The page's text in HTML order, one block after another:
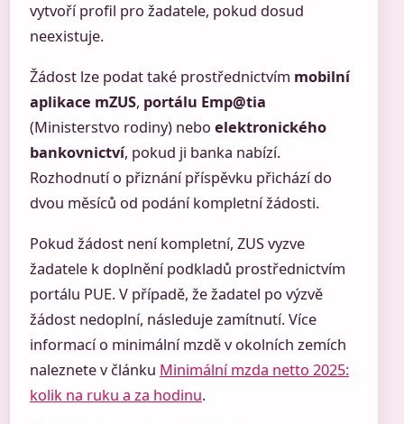
vytvoří profil pro žadatele, pokud dosud
neexistuje.
Žádost lze podat také prostřednictvím mobilní
aplikace mZUS, portálu Emp@tia
(Ministerstvo rodiny) nebo elektronického
bankovnictví, pokud ji banka nabízí.
Rozhodnutí o přiznání příspěvku přichází do
dvou měsíců od podání kompletní žádosti.
Pokud žádost není kompletní, ZUS vyzve
žadatele k doplnění podkladů prostřednictvím
portálu PUE. V případě, že žadatel po výzvě
žádost nedoplní, následuje zamítnutí. Více
informací o minimální mzdě v okolních zemích
naleznete v článku Minimální mzda netto 2025:
kolik na ruku a za hodinu.